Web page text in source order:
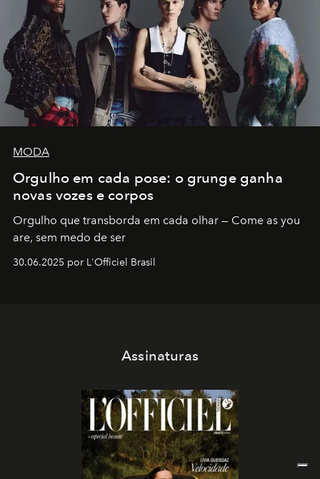
MODA
Orgulho em cada pose: o grunge ganha
novas vozes e corpos
Orgulho que transborda em cada olhar — Come as you
are, sem medo de ser
30.06.2025 por L'Officiel Brasil
Assinaturas